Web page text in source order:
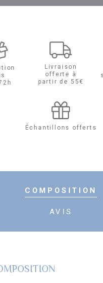
Livraison
offerte à
partir de 55€
Échantillons offerts
COMPOSITION
AVIS